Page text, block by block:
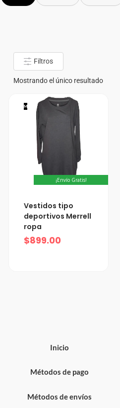
Filtros
Mostrando el único resultado
M
¡Envío Gratis!
Vestidos tipo
deportivos Merrell
ropa
$899.00
Inicio
Métodos de pago
Métodos de envíos